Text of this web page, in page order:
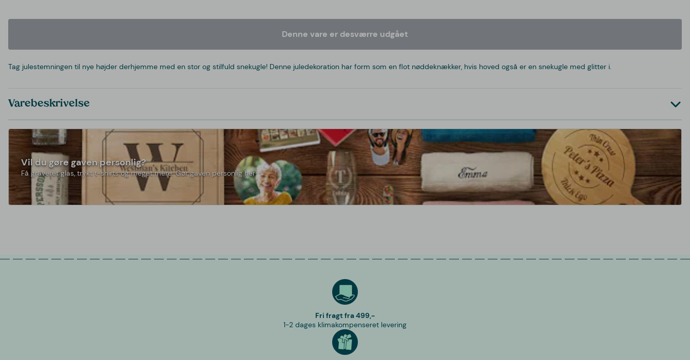
Denne vare er desværre udgået
Tag julestemningen til nye højder derhjemme med en stor og stilfuld snekugle! Denne juledekoration har form som en flot nøddeknækker, hvis hoved også er en snekugle med glitter i.
Varebeskrivelse
Vil du gøre gaven personlig?
Få graveret glas, trykt t-shirts og meget mere. Gør gaven personlig her!
Fri fragt fra 499,-
1-2 dages klimakompenseret levering